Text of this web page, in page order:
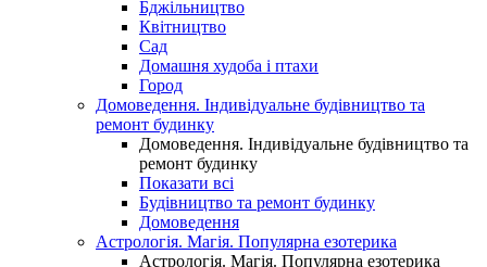
Бджільництво
Квітництво
Сад
Домашня худоба і птахи
Город
Домоведення. Індивідуальне будівництво та
ремонт будинку
Домоведення. Індивідуальне будівництво та
ремонт будинку
Показати всі
Будівництво та ремонт будинку
Домоведення
Астрологія. Магія. Популярна езотерика
Астрологія. Магія. Популярна езотерика